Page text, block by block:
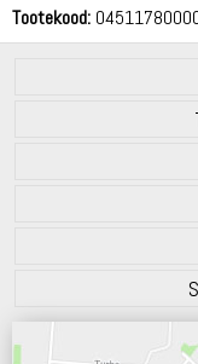
Tootekood: